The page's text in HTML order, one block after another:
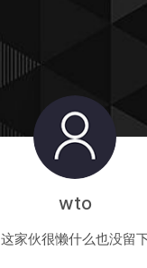
wto
这家伙很懒什么也没留